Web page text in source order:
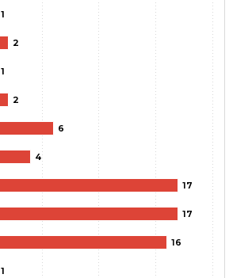
1
2
1
2
6
4
17
17
16
1